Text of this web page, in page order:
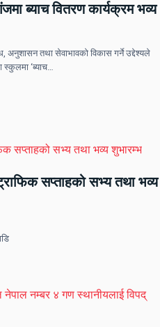
ब्याच वितरण कार्यक्रम भव्य
अनुशासन तथा सेवाभावको विकास गर्ने उद्देश्यले
स्कुलमा ‘ब्याच…
सप्ताहको सभ्य तथा भव्य